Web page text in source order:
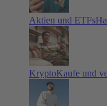
Aktien und ETFs
KryptoKaufe und